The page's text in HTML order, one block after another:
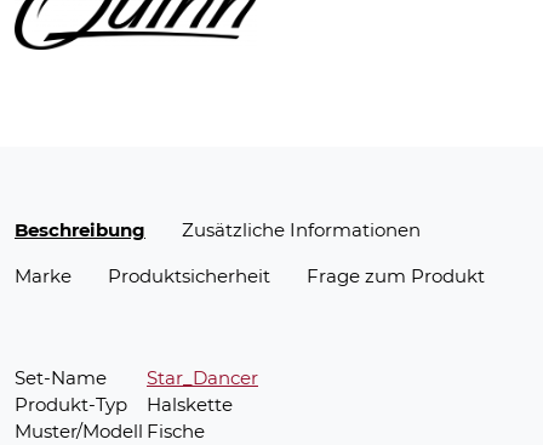
Beschreibung
Zusätzliche Informationen
Marke
Produktsicherheit Frage zum Produkt
Set-Name
Star_Dancer
Produkt-Typ
Halskette
Muster/Modell Fische